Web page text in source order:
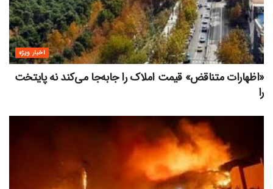
اخبار ویژه
«اظهارات متناقض» قیمت‌ املاک را جابه‌جا می‌کند نه پایتخت
را